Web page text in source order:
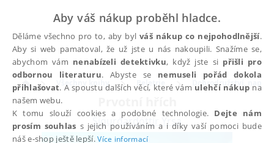
Všechny knihy Beletrie Dobrodružství,
Sigurđardóttir Yrsa
Aby váš nákup proběhl hladce.
Děláme všechno pro to, aby bylváš nákup co nejpohodlnější.
Aby si web pamatoval, že už jste u nás nakoupili. Snažíme se,
abychom vám nenabízeli detektivku, když jste si přišli pro
odbornou literaturu. Abyste se nemuseli pořád dokola
přihlašovat. A spoustu dalších věcí, které vám ulehčí nákup na
našem webu.
K tomu slouží cookies a podobné technologie. Dejte nám
prosím souhlas s jejich používáním a i díky vaší pomoci bude
náš e-shop ještě lepší.Více informací